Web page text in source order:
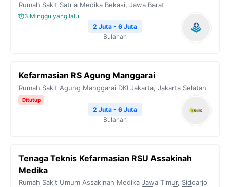
Rumah Sakit Satria Medika Bekasi, Jawa Barat
3 Minggu yang lalu
2 Juta - 6 Juta
Bulanan
Kefarmasian RS Agung Manggarai
Rumah Sakit Agung Manggarai DKI Jakarta, Jakarta Selatan
Ditutup
2 Juta - 6 Juta
Bulanan
Tenaga Teknis Kefarmasian RSU Assakinah
Medika
Rumah Sakit Umum Assakinah Medika Jawa Timur, Sidoarjo